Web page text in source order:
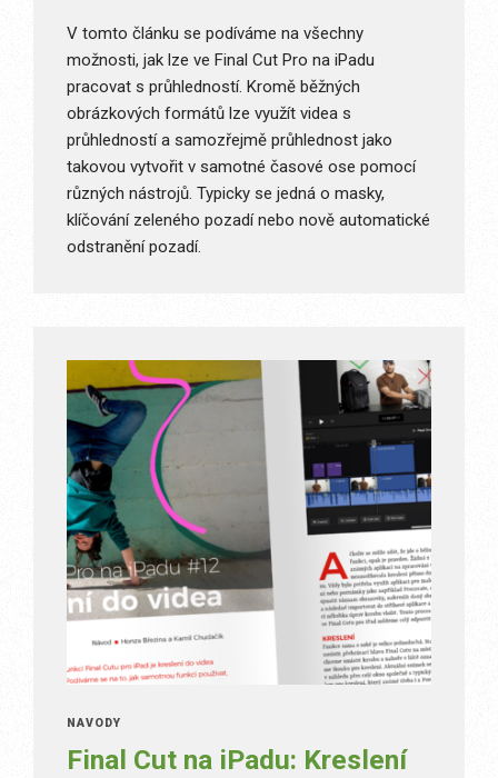
V tomto článku se podíváme na všechny
možnosti, jak lze ve Final Cut Pro na iPadu
pracovat s průhledností. Kromě běžných
obrázkových formátů lze využít videa s
průhledností a samozřejmě průhlednost jako
takovou vytvořit v samotné časové ose pomocí
různých nástrojů. Typicky se jedná o masky,
klíčování zeleného pozadí nebo nově automatické
odstranění pozadí.
NÁVODY
Final Cut na iPadu: Kreslení